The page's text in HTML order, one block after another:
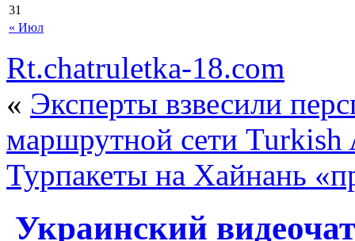
« Июл
31
Rt.chatruletka-18.com
« Эксперты взвесили
маршрутной сети Turkish
Турпакеты на Хайнань
Украинский